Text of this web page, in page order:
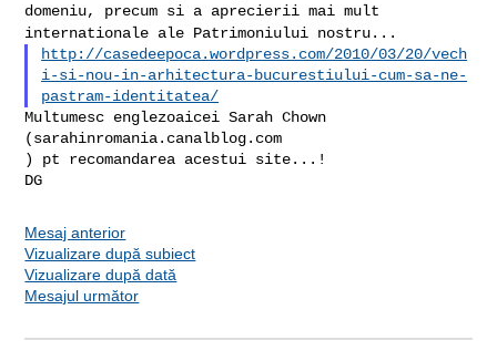
domeniu, precum si a aprecierii mai mult
internationale ale Patrimoniului nostru...
http://casedeepoca.wordpress.com/2010/03/20/vech
i-si-nou-in-arhitectura-bucurestiului-cum-sa-ne-
pastram-identitatea/
Multumesc englezoaicei Sarah Chown
(sarahinromania.canalblog.com
) pt recomandarea acestui site...!
Mesaj anterior
Vizualizare după subiect
Vizualizare după dată
Mesajul următor